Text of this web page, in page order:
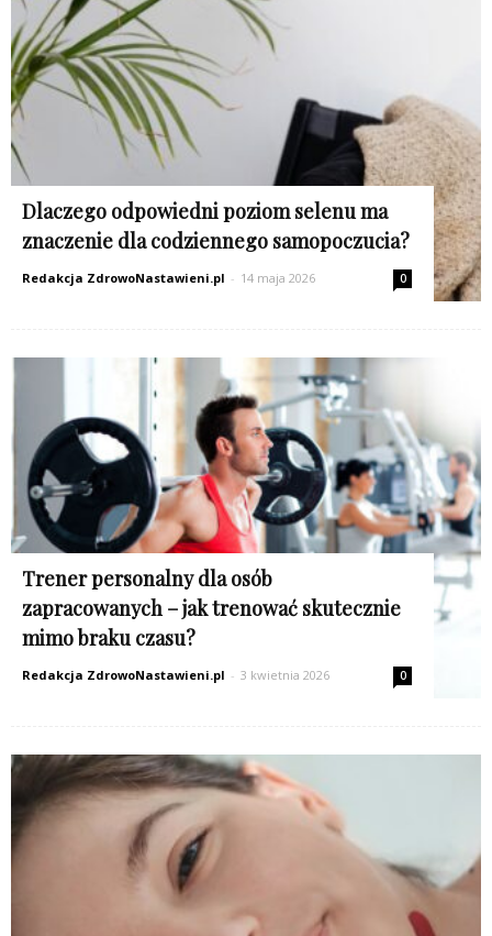
Dlaczego odpowiedni poziom selenu ma
znaczenie dla codziennego samopoczucia?
Redakcja ZdrowoNastawieni.pl - 14 maja 2026 0
Trener personalny dla osób
zapracowanych – jak trenować skutecznie
mimo braku czasu?
Redakcja ZdrowoNastawieni.pl - 3 kwietnia 2026 0